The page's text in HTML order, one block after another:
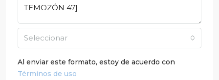
Seleccionar
Al enviar este formato, estoy de acuerdo con
Términos de uso